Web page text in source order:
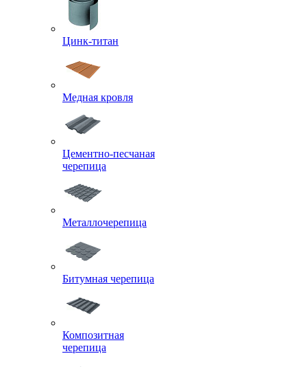
Цинк-титан
Медная кровля
Цементно-песчаная
черепица
Металлочерепица
Битумная черепица
Композитная
черепица